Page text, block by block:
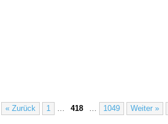
« Zurück 1 418 1049 Weiter »